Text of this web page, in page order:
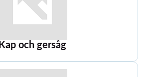
Kap och gersåg